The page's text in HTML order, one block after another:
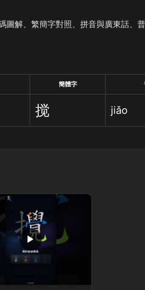
圖解、繁簡字對照、拼音與廣東話、
簡體字
搅 jiǎo
▶